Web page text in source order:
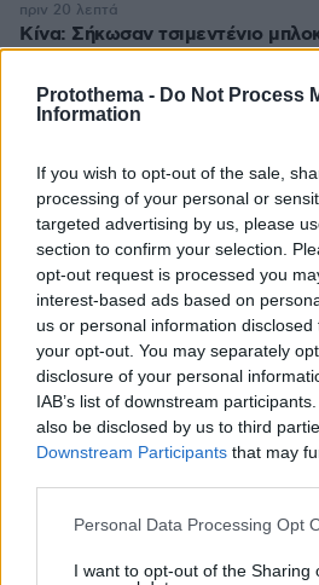
Protothema - Do Not Process
Information
If you wish to opt-out of the sale,
processing of your personal or
targeted advertising by us, please
section to confirm your selection.
opt-out request is processed you
interest-based ads based on
us or personal information
your opt-out. You may separately
disclosure of your personal
IAB’s list of downstream
also be disclosed by us to third
Downstream Participants that may
Please note that this website/app
not limited to your visit or usage
Personal Data Processing Opt
I want to opt-out of the Sharing
Κίνα: Σήκωσαν τσιμεντένιο
λιμενικό έργο – Θα
πλοία
πριν 20 λεπτά
την καταπολέμηση της
85 προορισμοί χωρίς βίζα
πριν 21 λεπτά
Για ανθρωποκτονία από αμέλεια
γονείς του 4χρονου και ο
Πάρο: Πώς έγινε η τραγωδία
πριν 22 λεπτά
Ετοιμάζεστε για ταξίδι σε άλλη
κινήσεις πριν την αναχώρηση για
πριν 23 λεπτά
Παγκόσμιο Πρωτάθλημα Στίβου
πριν 25 λεπτά
Ανασύρθηκε 77χρονος χωρίς τις
πηγάδι στην Παλαγιά
πριν 29 λεπτά